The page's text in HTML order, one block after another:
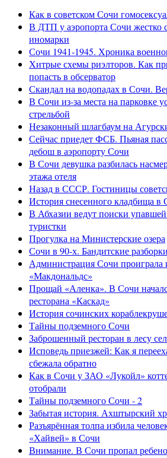
Как в советском Сочи
В ДТП у аэропорта Сочи жестко
иномарки
Сочи 1941-1945. Хроника
Хитрые схемы риэлторов. Как
попасть в обсерватор
Скандал на водопадах в Сочи.
В Сочи из-за места на парковке
стрельбой
Незаконный шлагбаум на
Сейчас приедет ФСБ. Пьяная
дебош в аэропорту Сочи
В Сочи девушка разбилась
этажа отеля
Назад в СССР. Гостиницы
История снесенного кладбища в
В Абхазии ведут поиски
туристки
Прогулка на Министерские озера
Сочи в 90-х. Бандитские
Администрация Сочи проиграла
«Макдональдс»
Прощай «Аленка». В Сочи
ресторана «Каскад»
История сочинских
Тайны подземного Сочи
Заброшенный ресторан в лесу
Исповедь приезжей: Как я
сбежала обратно
Как в Сочи у ЗАО «Лукойл»
отобрали
Тайны подземного Сочи - 2
Забытая история. Ахштырский
Разъярённая толпа избила
«Хайвей» в Сочи
Внимание. В Сочи пропал